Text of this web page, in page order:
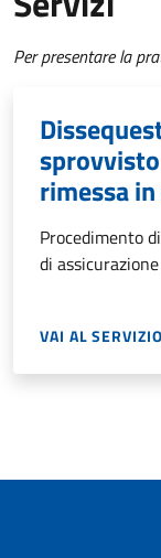
Per presentare la
rimessa
Procedimento
di
VAI AL SERVIZIO